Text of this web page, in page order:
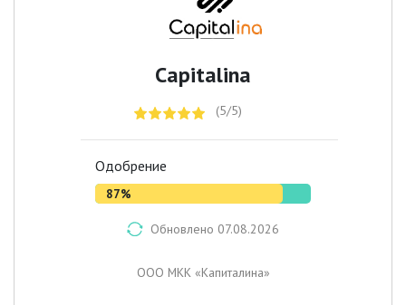
Capitalina
(5/5)
Одобрение
87%
Обновлено 07.08.2026
ООО МКК «Капиталина»